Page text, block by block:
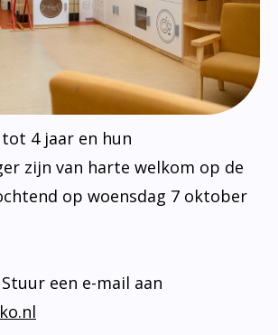
4 jaar en hun
zijn van harte welkom op de
op woensdag 7 oktober
een e-mail aan